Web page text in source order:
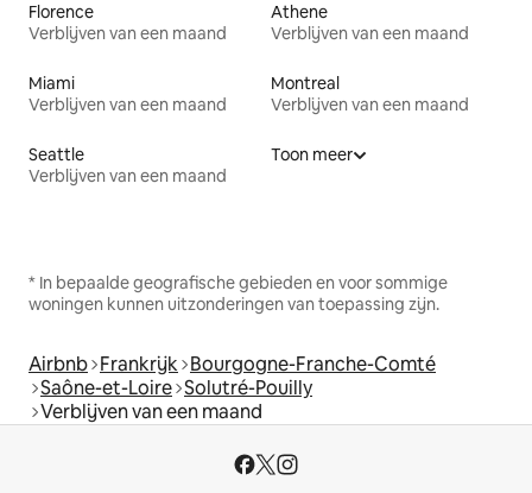
Florence
Verblijven van een maand
Athene
Verblijven van een maand
Miami
Verblijven van een maand
Montreal
Verblijven van een maand
Seattle
Verblijven van een maand
Toon meer
* In bepaalde geografische gebieden en voor sommige
woningen kunnen uitzonderingen van toepassing zijn.
Airbnb Frankrijk Bourgogne-Franche-Comté
Saône-et-Loire Solutré-Pouilly
Verblijven van een maand